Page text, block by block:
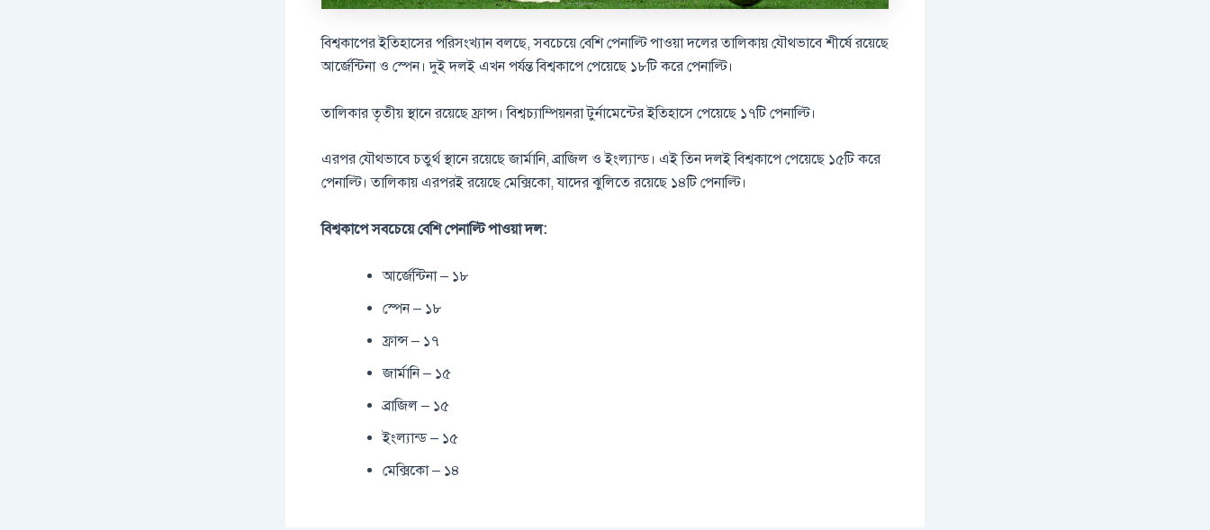
বিশ্বকাপের ইতিহাসের পরিসংখ্যান বলছে, সবচেয়ে বেশি পেনাল্টি পাওয়া দলের তালিকায় যৌথভাবে শীর্ষে রয়েছে
আর্জেন্টিনা ও স্পেন। দুই দলই এখন পর্যন্ত বিশ্বকাপে পেয়েছে ১৮টি করে পেনাল্টি।
তালিকার তৃতীয় স্থানে রয়েছে ফ্রান্স। বিশ্বচ্যাম্পিয়নরা টুর্নামেন্টের ইতিহাসে পেয়েছে ১৭টি পেনাল্টি।
এরপর যৌথভাবে চতুর্থ স্থানে রয়েছে জার্মানি, ব্রাজিল ও ইংল্যান্ড। এই তিন দলই বিশ্বকাপে পেয়েছে ১৫টি করে
পেনাল্টি। তালিকায় এরপরই রয়েছে মেক্সিকো, যাদের ঝুলিতে রয়েছে ১৪টি পেনাল্টি।
বিশ্বকাপে সবচেয়ে বেশি পেনাল্টি পাওয়া দল:
আর্জেন্টিনা – ১৮
স্পেন – ১৮
ফ্রান্স – ১৭
জার্মানি – ১৫
ব্রাজিল – ১৫
ইংল্যান্ড – ১৫
মেক্সিকো – ১৪